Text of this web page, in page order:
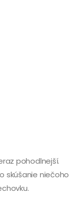
pohodlnejší.
skúšanie niečoho